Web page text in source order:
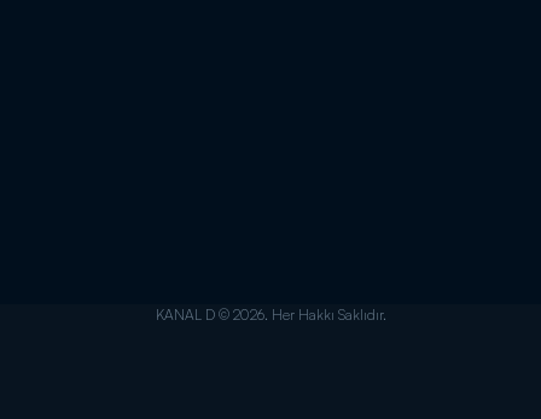
KANAL D © 2026. Her Hakkı Saklıdır.